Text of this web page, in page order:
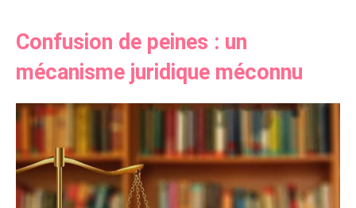
Confusion de peines : un
mécanisme juridique méconnu